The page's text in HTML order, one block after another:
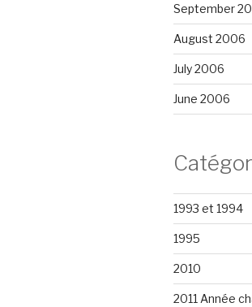
September
August 2006
July 2006
June 2006
1993 et 1994
1995
2010
2011 Année